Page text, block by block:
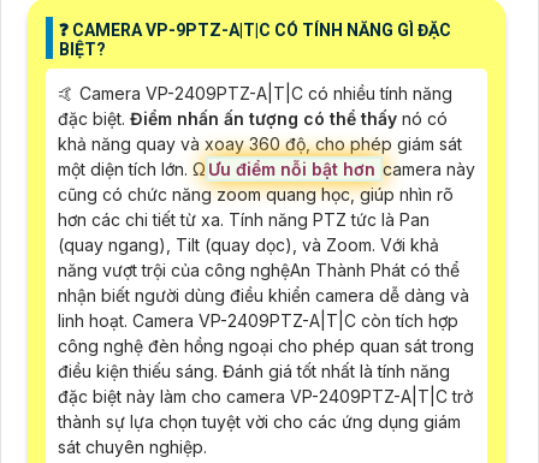
❓ CAMERA VP-9PTZ-A|T|C CÓ TÍNH NĂNG GÌ ĐẶC
BIỆT?
🤙 Camera VP-2409PTZ-A|T|C có nhiều tính năng
đặc biệt. Điểm nhấn ấn tượng có thể thấy nó có
khả năng quay và xoay 360 độ, cho phép giám sát
một diện tích lớn. Ω Ưu điểm nỗi bật hơn camera này
cũng có chức năng zoom quang học, giúp nhìn rõ
hơn các chi tiết từ xa. Tính năng PTZ tức là Pan
(quay ngang), Tilt (quay dọc), và Zoom. Với khả
năng vượt trội của công nghệAn Thành Phát có thể
nhận biết người dùng điều khiển camera dễ dàng và
linh hoạt. Camera VP-2409PTZ-A|T|C còn tích hợp
công nghệ đèn hồng ngoại cho phép quan sát trong
điều kiện thiếu sáng. Đánh giá tốt nhất là tính năng
đặc biệt này làm cho camera VP-2409PTZ-A|T|C trở
thành sự lựa chọn tuyệt vời cho các ứng dụng giám
sát chuyên nghiệp.